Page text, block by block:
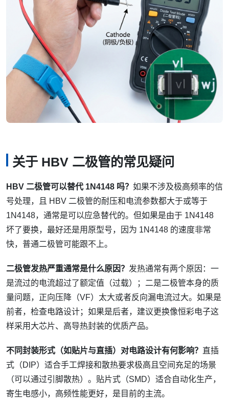
关于 HBV 二极管的常见疑问
HBV 二极管可以替代 1N4148 吗？ 如果不涉及极高频率的信
号处理，且 HBV 二极管的耐压和电流参数都大于或等于
1N4148，通常是可以应急替代的。但如果是由于 1N4148
坏了要换，最好还是用原型号，因为 1N4148 的速度非常
快，普通二极管可能跟不上。
二极管发热严重通常是什么原因？ 发热通常有两个原因：一
是流过的电流超过了额定值（过载）；二是二极管本身的质
量问题，正向压降（VF）太大或者反向漏电流过大。如果是
前者，检查电路设计；如果是后者，建议更换像恒彩电子这
样采用大芯片、高导热封装的优质产品。
不同封装形式（如贴片与直插）对电路设计有何影响？ 直插
式（DIP）适合手工焊接和散热要求极高且空间充足的场景
（可以通过引脚散热）。贴片式（SMD）适合自动化生产，
寄生电感小，高频性能更好，是目前的主流。